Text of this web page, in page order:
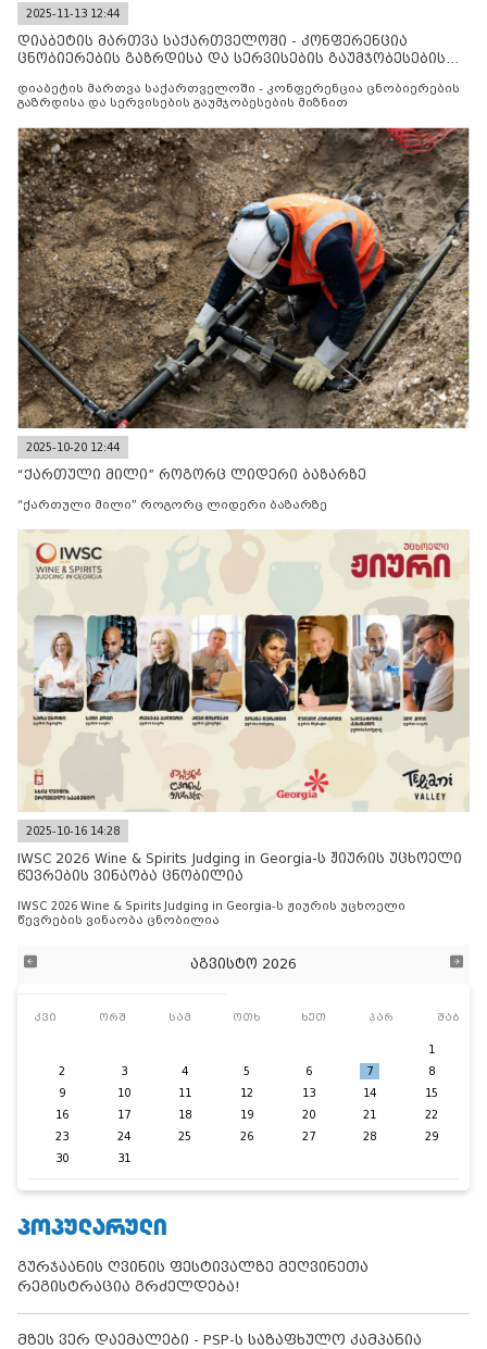
2025-11-13 12:44
დიაბეტის მართვა საქართველოში - კონფერენცია
ცნობიერების გაზრდისა და სერვისების გაუმჯობესების
დიაბეტის მართვა საქართველოში - კონფერენცია ცნობიერების
გაზრდისა და სერვისების გაუმჯობესების მიზნით
2025-10-20 12:44
“ქართული მილი” როგორც ლიდერი ბაზარზე
“ქართული მილი” როგორც ლიდერი ბაზარზე
2025-10-16 14:28
IWSC 2026 Wine & Spirits Judging in Georgia-ს ჟიურის უცხოელი
წევრების ვინაობა ცნობილია
IWSC 2026 Wine & Spirits Judging in Georgia-ს ჟიურის უცხოელი
წევრების ვინაობა ცნობილია
აგვისტო 2026
კვი ორშ სამ ოთხ ხუთ პარ შაბ
1
2
3 4 5 6 7
8
9
10 11 12 13 14
15
16
17 18 19 20 21
22
23
24 25 26 27 28
29
30
31
ᲞᲝᲞᲣᲚᲐᲠᲣᲚᲘ
გურჯაანის ღვინის ფესტივალზე მეღვინეთა
რეგისტრაცია გრძელდება!
მზეს ვერ დაემალები - PSP-ს საზაფხულო კამპანია